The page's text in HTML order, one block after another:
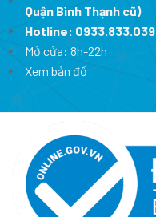
Quận Bình Thạnh cũ)
Hotline: 0933.833.039
Mở cửa: 8h-22h
Xem bản đồ